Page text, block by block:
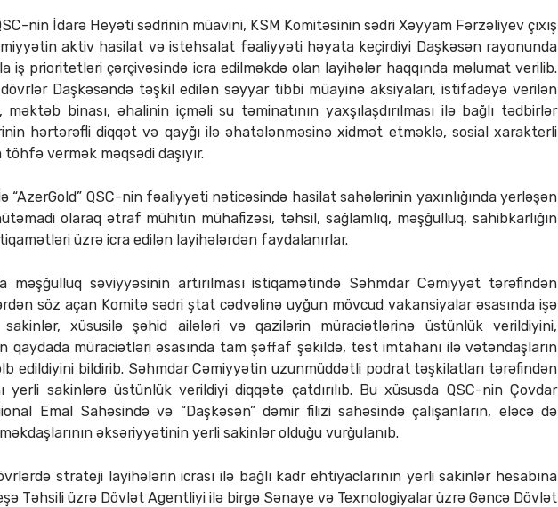
nin İdarə Heyəti sədrinin müavini, KSM Komitəsinin sədri Xəyyam Fərzəliyev çıxış
aktiv hasilat və istehsalat fəaliyyəti həyata keçirdiyi Daşkəsən rayonunda
iş prioritetləri çərçivəsində icra edilməkdə olan layihələr haqqında məlumat verilib.
Daşkəsəndə təşkil edilən səyyar tibbi müayinə aksiyaları, istifadəyə verilən
məktəb binası, əhalinin içməli su təminatının yaxşılaşdırılması ilə bağlı tədbirlər
hərtərəfli diqqət və qayğı ilə əhatələnməsinə xidmət etməklə, sosial xarakterli
vermək məqsədi daşıyır.
“AzerGold” QSC-nin fəaliyyəti nəticəsində hasilat sahələrinin yaxınlığında yerləşən
olaraq ətraf mühitin mühafizəsi, təhsil, sağlamlıq, məşğulluq, sahibkarlığın
üzrə icra edilən layihələrdən faydalanırlar.
məşğulluq səviyyəsinin artırılması istiqamətində Səhmdar Cəmiyyət tərəfindən
söz açan Komitə sədri ştat cədvəlinə uyğun mövcud vakansiyalar əsasında işə
xüsusilə şəhid ailələri və qazilərin müraciətlərinə üstünlük verildiyini,
qaydada müraciətləri əsasında tam şəffaf şəkildə, test imtahanı ilə vətəndaşların
edildiyini bildirib. Səhmdar Cəmiyyətin uzunmüddətli podrat təşkilatları tərəfindən
yerli sakinlərə üstünlük verildiyi diqqətə çatdırılıb. Bu xüsusda QSC-nin Çovdar
Emal Sahəsində və “Daşkəsən” dəmir filizi sahəsində çalışanların, eləcə də
əksəriyyətinin yerli sakinlər olduğu vurğulanıb.
strateji layihələrin icrası ilə bağlı kadr ehtiyaclarının yerli sakinlər hesabına
Təhsili üzrə Dövlət Agentliyi ilə birgə Sənaye və Texnologiyalar üzrə Gəncə Dövlət